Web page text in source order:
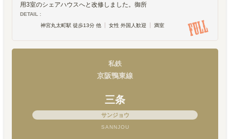
用3室のシェアハウスへと改修しました。御所
DETAIL :
神宮丸太町駅 徒歩13分 他
女性 外国人歓迎 満室
私鉄
京阪鴨東線
三条
サンジョウ
SANNJOU